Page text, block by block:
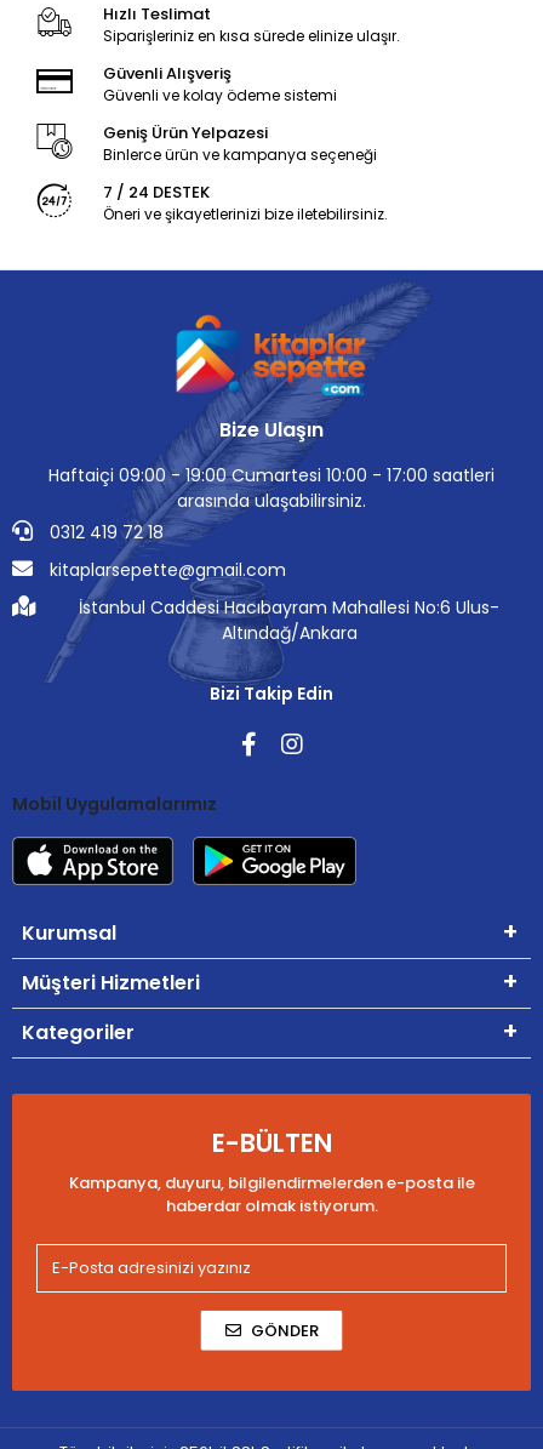
Hızlı Teslimat
Siparişleriniz en kısa sürede elinize ulaşır.
Güvenli Alışveriş
Güvenli ve kolay ödeme sistemi
Geniş Ürün Yelpazesi
Binlerce ürün ve kampanya seçeneği
7 / 24 DESTEK
Öneri ve şikayetlerinizi bize iletebilirsiniz.
Bize Ulaşın
Haftaiçi 09:00 - 19:00 Cumartesi 10:00 - 17:00 saatleri
arasında ulaşabilirsiniz.
0312 419 72 18
kitaplarsepette@gmail.com
İstanbul Caddesi Hacıbayram Mahallesi No:6 Ulus-
Altındağ/Ankara
Bizi Takip Edin
Mobil Uygulamalarımız
Kurumsal
Müşteri Hizmetleri
Kategoriler
E-BÜLTEN
Kampanya, duyuru, bilgilendirmelerden e-posta ile
haberdar olmak istiyorum.
GÖNDER